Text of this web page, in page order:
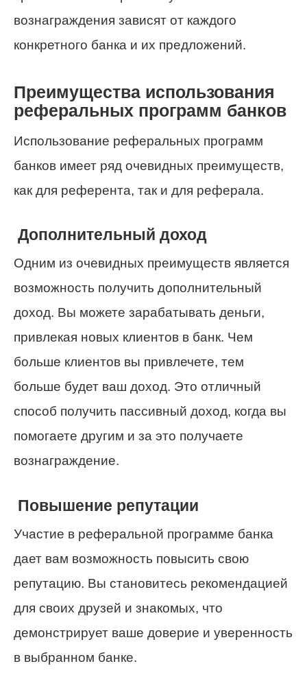
вознаграждения зависят от каждого
конкретного банка и их предложений.
Преимущества использования
реферальных программ банков
Использование реферальных программ
банков имеет ряд очевидных преимуществ,
как для референта, так и для реферала.
Дополнительный доход
Одним из очевидных преимуществ является
возможность получить дополнительный
доход. Вы можете зарабатывать деньги,
привлекая новых клиентов в банк. Чем
больше клиентов вы привлечете, тем
больше будет ваш доход. Это отличный
способ получить пассивный доход, когда вы
помогаете другим и за это получаете
вознаграждение.
Повышение репутации
Участие в реферальной программе банка
дает вам возможность повысить свою
репутацию. Вы становитесь рекомендацией
для своих друзей и знакомых, что
демонстрирует ваше доверие и уверенность
в выбранном банке.